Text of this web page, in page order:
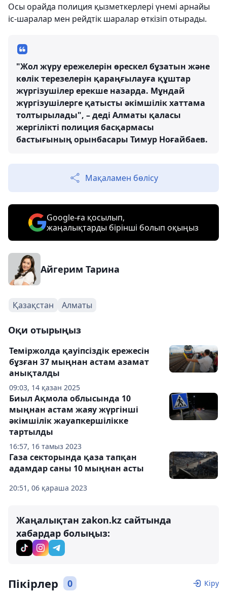
Осы орайда полиция қызметкерлері үнемі арнайы
іс-шаралар мен рейдтік шаралар өткізіп отырады.
"Жол жүру ережелерін өрескел бұзатын және
көлік терезелерін қараңғылауға құштар
жүргізушілер ерекше назарда. Мұндай
жүргізушілерге қатысты әкімшілік хаттама
толтырылады", – деді Алматы қаласы
жергілікті полиция басқармасы
бастығының орынбасары Тимур Ноғайбаев.
Мақаламен бөлісу
Google-ға қосылып,
жаңалықтарды бірінші болып оқыңыз
Айгерим Тарина
Қазақстан Алматы
Оқи отырыңыз
09:03, 14 қазан 2025
Теміржолда қауіпсіздік ережесін
бұзған 37 мыңнан астам азамат
анықталды
16:57, 16 тамыз 2023
Биыл Ақмола облысында 10
мыңнан астам жаяу жүргінші
әкімшілік жауапкершілікке
тартылды
20:51, 06 қараша 2023
Газа секторында қаза тапқан
адамдар саны 10 мыңнан асты
Жаңалықтан zakon.kz сайтында
хабардар болыңыз:
Пікірлер 0 Кіру